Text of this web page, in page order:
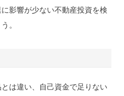
影響が少ない不動産投資を検
。
は違い、自己資金で足りない